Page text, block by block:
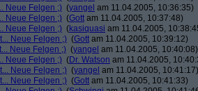
Neue Felgen ;) (yangel am 11.04.2005, 10:36:35)
Neue Felgen ;) (Gott am 11.04.2005, 10:37:48)
Neue Felgen ;) (kasiquasi am 11.04.2005,
Neue Felgen ;) (Gott am 11.04.2005, 10:39:12)
Neue Felgen ;) (yangel am 11.04.2005, 10:40:08)
Neue Felgen ;) (Dr. Watson am 11.04.2005,
Neue Felgen ;) (yangel am 11.04.2005, 10:41:17)
Neue Felgen ;) (Gott am 11.04.2005, 10:41:33)